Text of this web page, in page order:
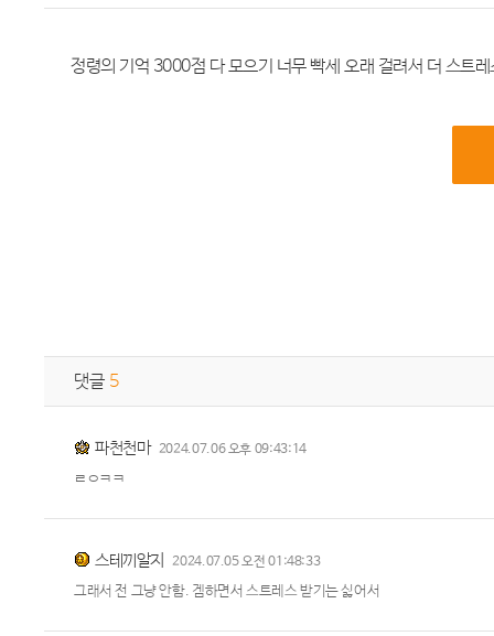
정령의 기억 3000점 다 모으기 너무 빡세 오래 걸려서 더 스트
댓글 5
파천천마 2024.07.06 오후 09:43:14
ㄹㅇㅋㅋ
스테끼알지 2024.07.05 오전 01:48:33
그래서 전 그냥 안함. 겜하면서 스트레스 받기는 싫어서